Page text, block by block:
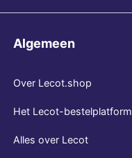
Algemeen
Over Lecot.shop
Het Lecot-bestelplatform
Alles over Lecot